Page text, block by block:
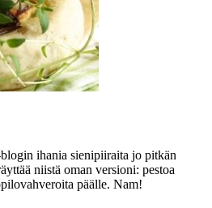
ihania sienipiiraita jo pitkän
niistä oman versioni: pestoa
päälle. Nam!